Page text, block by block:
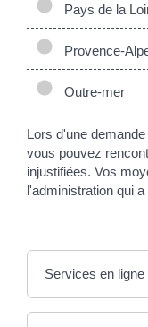
Pays de la
Provence-
Outre-mer
Lors d'une
vous pouvez
injustifiées. Vos
l'administration qui
Services en